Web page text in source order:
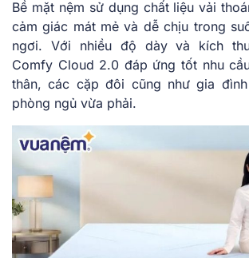
Bề mặt nệm sử dụng chất liệu vải
cảm giác mát mẻ và dễ chịu trong
ngơi. Với nhiều độ dày và kích
Comfy Cloud 2.0 đáp ứng tốt nhu
thân, các cặp đôi cũng như gia
phòng ngủ vừa phải.